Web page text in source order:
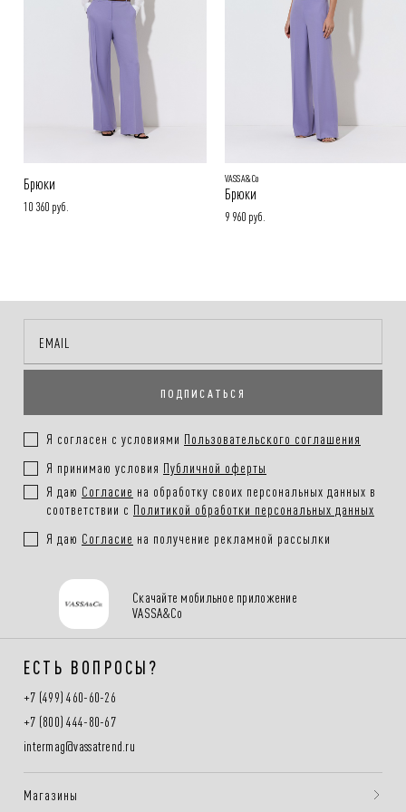
Подробнее в разделеПокупателям
Брюки
10 360 руб.
VASSA&Co
Брюки
9 960 руб.
ПОДПИСАТЬСЯ
Я согласен с условиями Пользовательского соглашения
Я принимаю условия Публичной оферты
Я даю Согласие на обработку своих персональных данных в
соответствии с Политикой обработки персональных данных
Я даю Согласие на получение рекламной рассылки
Скачайте мобильное приложение
VASSA&Co
ЕСТЬ ВОПРОСЫ?
+7 (499) 460-60-26
+7 (800) 444-80-67
intermag@vassatrend.ru
Магазины